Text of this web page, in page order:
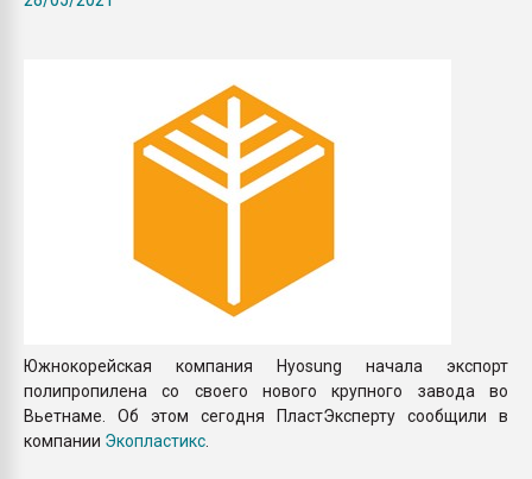
Южнокорейская компания Hyosung начала экспорт
полипропилена со своего нового крупного завода во
Вьетнаме. Об этом сегодня ПластЭксперту сообщили в
компании Экопластикс